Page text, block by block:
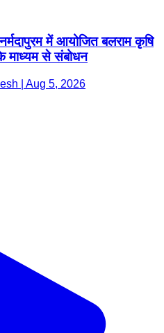
में आयोजित बलराम कृषि
माध्यम से संबोधन
| Aug 5, 2026